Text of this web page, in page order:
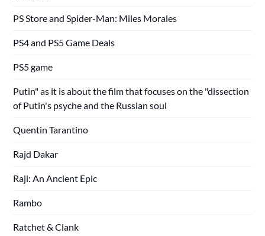
PS Store and Spider-Man: Miles Morales
PS4 and PS5 Game Deals
PS5 game
Putin" as it is about the film that focuses on the "dissection
of Putin's psyche and the Russian soul
Quentin Tarantino
Rajd Dakar
Raji: An Ancient Epic
Rambo
Ratchet & Clank